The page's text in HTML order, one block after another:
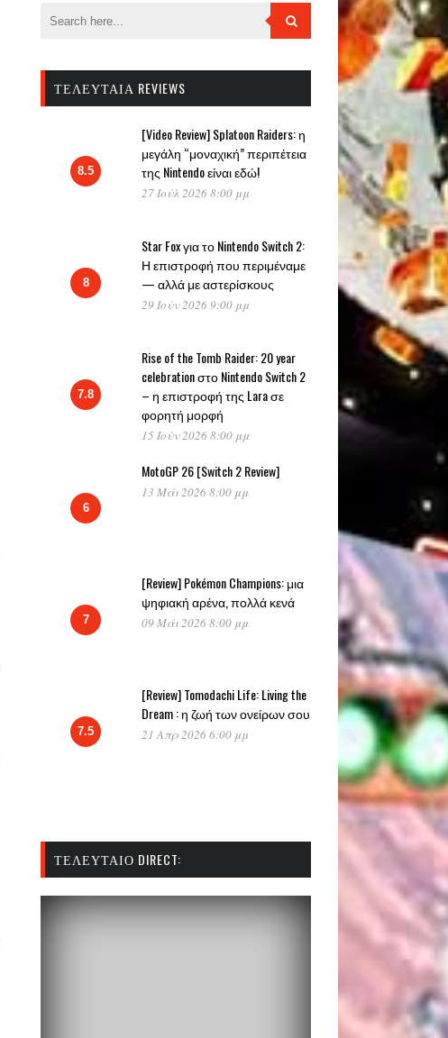
ΤΕΛΕΥΤΑΊΑ REVIEWS
8.5
[Video Review] Splatoon Raiders: η
μεγάλη “μοναχική” περιπέτεια
της Nintendo είναι εδώ!
27 Ιούλ 2026 8:00 μμ
8
Star Fox για το Nintendo Switch 2:
Η επιστροφή που περιμέναμε
— αλλά με αστερίσκους
29 Ιούν 2026 9:00 μμ
7.8
Rise of the Tomb Raider: 20 year
celebration στο Nintendo Switch 2
– η επιστροφή της Lara σε
φορητή μορφή
15 Ιούν 2026 8:00 μμ
6
MotoGP 26 [Switch 2 Review]
13 Μάι 2026 8:00 μμ
7
[Review] Pokémon Champions: μια
ψηφιακή αρένα, πολλά κενά
09 Μάι 2026 8:00 μμ
7.5
[Review] Tomodachi Life: Living the
Dream : η ζωή των ονείρων σου
21 Απρ 2026 6:00 μμ
ΤΕΛΕΥΤΑΊΟ DIRECT: